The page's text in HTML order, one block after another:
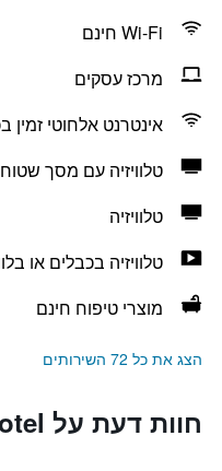
Wi-Fi חינם
מרכז עסקים
אינטרנט אלחוטי זמין
טלוויזיה עם מסך שטוח
טלוויזיה
טלוויזיה בכבלים או
מוצרי טיפוח חינם
הצג את כל 72 השירותים
חוות דעת על Ca' Sagredo Hotel